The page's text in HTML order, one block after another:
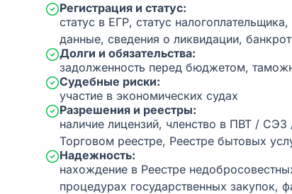
Регистрация и статус:
статус в ЕГР, статус
данные, сведения о ликвидации,
Долги и обязательства:
задолженность перед бюджетом,
Судебные риски:
участие в экономических судах
Разрешения и реестры:
наличие лицензий, членство в ПВТ /
Торговом реестре, Реестре бытовых
Надежность:
нахождение в Реестре
процедурах государственных закупок,